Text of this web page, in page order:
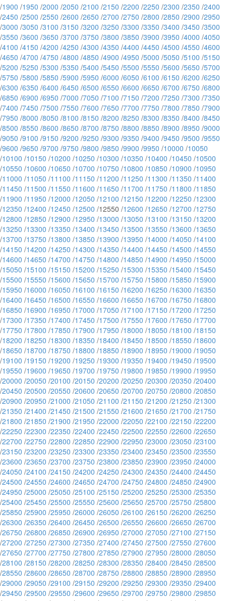
/1900 /1950 /2000 /2050 /2100 /2150 /2200 /2250 /2300 /2350 /2400
/2450 /2500 /2550 /2600 /2650 /2700 /2750 /2800 /2850 /2900 /2950
/3000 /3050 /3100 /3150 /3200 /3250 /3300 /3350 /3400 /3450 /3500
/3550 /3600 /3650 /3700 /3750 /3800 /3850 /3900 /3950 /4000 /4050
/4100 /4150 /4200 /4250 /4300 /4350 /4400 /4450 /4500 /4550 /4600
/4650 /4700 /4750 /4800 /4850 /4900 /4950 /5000 /5050 /5100 /5150
/5200 /5250 /5300 /5350 /5400 /5450 /5500 /5550 /5600 /5650 /5700
/5750 /5800 /5850 /5900 /5950 /6000 /6050 /6100 /6150 /6200 /6250
/6300 /6350 /6400 /6450 /6500 /6550 /6600 /6650 /6700 /6750 /6800
/6850 /6900 /6950 /7000 /7050 /7100 /7150 /7200 /7250 /7300 /7350
/7400 /7450 /7500 /7550 /7600 /7650 /7700 /7750 /7800 /7850 /7900
/7950 /8000 /8050 /8100 /8150 /8200 /8250 /8300 /8350 /8400 /8450
/8500 /8550 /8600 /8650 /8700 /8750 /8800 /8850 /8900 /8950 /9000
/9050 /9100 /9150 /9200 /9250 /9300 /9350 /9400 /9450 /9500 /9550
/9600 /9650 /9700 /9750 /9800 /9850 /9900 /9950 /10000 /10050
/10100 /10150 /10200 /10250 /10300 /10350 /10400 /10450 /10500
/10550 /10600 /10650 /10700 /10750 /10800 /10850 /10900 /10950
/11000 /11050 /11100 /11150 /11200 /11250 /11300 /11350 /11400
/11450 /11500 /11550 /11600 /11650 /11700 /11750 /11800 /11850
/11900 /11950 /12000 /12050 /12100 /12150 /12200 /12250 /12300
/12350 /12400 /12450 /12500 /12550 /12600 /12650 /12700 /12750
/12800 /12850 /12900 /12950 /13000 /13050 /13100 /13150 /13200
/13250 /13300 /13350 /13400 /13450 /13500 /13550 /13600 /13650
/13700 /13750 /13800 /13850 /13900 /13950 /14000 /14050 /14100
/14150 /14200 /14250 /14300 /14350 /14400 /14450 /14500 /14550
/14600 /14650 /14700 /14750 /14800 /14850 /14900 /14950 /15000
/15050 /15100 /15150 /15200 /15250 /15300 /15350 /15400 /15450
/15500 /15550 /15600 /15650 /15700 /15750 /15800 /15850 /15900
/15950 /16000 /16050 /16100 /16150 /16200 /16250 /16300 /16350
/16400 /16450 /16500 /16550 /16600 /16650 /16700 /16750 /16800
/16850 /16900 /16950 /17000 /17050 /17100 /17150 /17200 /17250
/17300 /17350 /17400 /17450 /17500 /17550 /17600 /17650 /17700
/17750 /17800 /17850 /17900 /17950 /18000 /18050 /18100 /18150
/18200 /18250 /18300 /18350 /18400 /18450 /18500 /18550 /18600
/18650 /18700 /18750 /18800 /18850 /18900 /18950 /19000 /19050
/19100 /19150 /19200 /19250 /19300 /19350 /19400 /19450 /19500
/19550 /19600 /19650 /19700 /19750 /19800 /19850 /19900 /19950
/20000 /20050 /20100 /20150 /20200 /20250 /20300 /20350 /20400
/20450 /20500 /20550 /20600 /20650 /20700 /20750 /20800 /20850
/20900 /20950 /21000 /21050 /21100 /21150 /21200 /21250 /21300
/21350 /21400 /21450 /21500 /21550 /21600 /21650 /21700 /21750
/21800 /21850 /21900 /21950 /22000 /22050 /22100 /22150 /22200
/22250 /22300 /22350 /22400 /22450 /22500 /22550 /22600 /22650
/22700 /22750 /22800 /22850 /22900 /22950 /23000 /23050 /23100
/23150 /23200 /23250 /23300 /23350 /23400 /23450 /23500 /23550
/23600 /23650 /23700 /23750 /23800 /23850 /23900 /23950 /24000
/24050 /24100 /24150 /24200 /24250 /24300 /24350 /24400 /24450
/24500 /24550 /24600 /24650 /24700 /24750 /24800 /24850 /24900
/24950 /25000 /25050 /25100 /25150 /25200 /25250 /25300 /25350
/25400 /25450 /25500 /25550 /25600 /25650 /25700 /25750 /25800
/25850 /25900 /25950 /26000 /26050 /26100 /26150 /26200 /26250
/26300 /26350 /26400 /26450 /26500 /26550 /26600 /26650 /26700
/26750 /26800 /26850 /26900 /26950 /27000 /27050 /27100 /27150
/27200 /27250 /27300 /27350 /27400 /27450 /27500 /27550 /27600
/27650 /27700 /27750 /27800 /27850 /27900 /27950 /28000 /28050
/28100 /28150 /28200 /28250 /28300 /28350 /28400 /28450 /28500
/28550 /28600 /28650 /28700 /28750 /28800 /28850 /28900 /28950
/29000 /29050 /29100 /29150 /29200 /29250 /29300 /29350 /29400
/29450 /29500 /29550 /29600 /29650 /29700 /29750 /29800 /29850